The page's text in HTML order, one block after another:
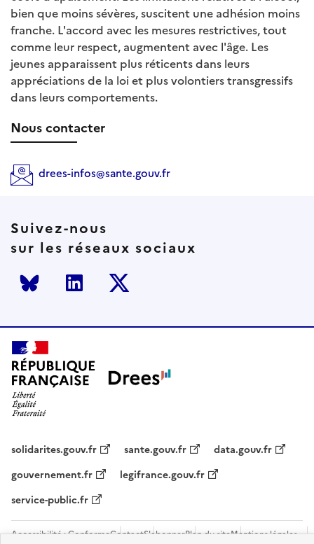
bien que moins sévères, suscitent une adhésion moins
franche. L'accord avec les mesures restrictives, tout
comme leur respect, augmentent avec l'âge. Les
jeunes apparaissent plus réticents dans leurs
appréciations de la loi et plus volontiers transgressifs
dans leurs comportements.
Nous contacter
drees-infos@sante.gouv.fr
Suivez-nous
sur les réseaux sociaux
Bluesky LinkedInTwitter
solidarites.gouv.fr sante.gouv.fr
data.gouv.fr
gouvernement.fr
legifrance.gouv.fr
service-public.fr
Accessibilité : ConformeContactS'abonnerPlan du siteMentions légales